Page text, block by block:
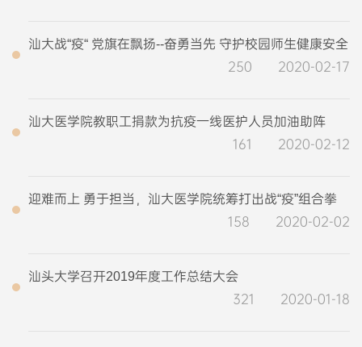
汕大战“疫“ 党旗在飘扬--奋勇当先 守护校园师生健康安全
250 2020-02-17
汕大医学院教职工捐款为抗疫一线医护人员加油助阵
161 2020-02-12
迎难而上 勇于担当，汕大医学院统筹打出战“疫”组合拳
158 2020-02-02
汕头大学召开2019年度工作总结大会
321 2020-01-18